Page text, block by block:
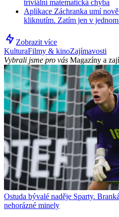
triviální matematická chyba
Aplikace Záchranka umí
kliknutím. Zatím jen v
Zobrazit více
KulturaFilmy & kinoZajímavosti
Vybrali jsme pro vás Magazíny a
Ostuda bývalé naděje Sparty.
nehorázné minely